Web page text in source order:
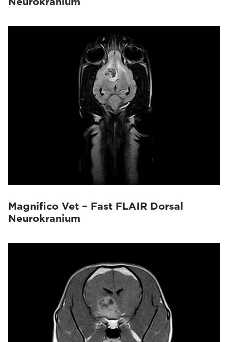
Magnifico Vet – Fast FLAIR Dorsal
Neurokranium